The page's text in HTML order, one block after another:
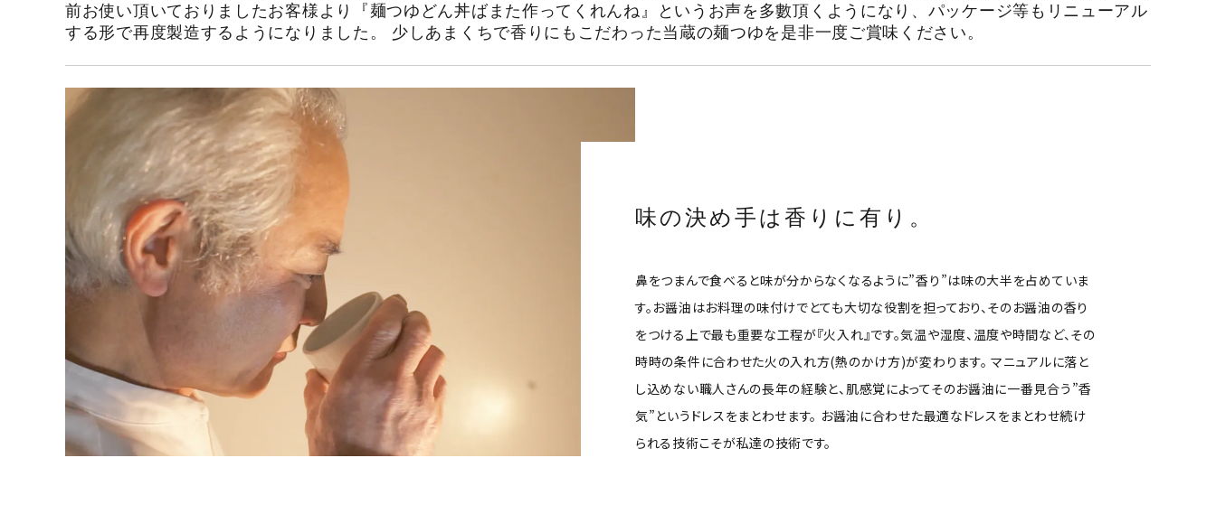
前お使い頂いておりましたお客様より『麺つゆどん丼ばまた作ってくれんね』というお声を多數頂くようになり、パッケージ等もリニューアル
する形で再度製造するようになりました。 少しあまくちで香りにもこだわった当蔵の麺つゆを是非一度ご賞味ください。
味の決め手は香りに有り。
鼻をつまんで食べると味が分からなくなるように”香り”は味の大半を占めていま
す。お醤油はお料理の味付けでとても大切な役割を担っており、そのお醤油の香り
をつける上で最も重要な工程が『火入れ』です。気温や湿度、温度や時間など、その
時時の条件に合わせた火の入れ方(熱のかけ方)が変わります。 マニュアルに落と
し込めない職人さんの長年の経験と、肌感覚によってそのお醤油に一番見合う”香
気”というドレスをまとわせます。 お醤油に合わせた最適なドレスをまとわせ続け
られる技術こそが私達の技術です。